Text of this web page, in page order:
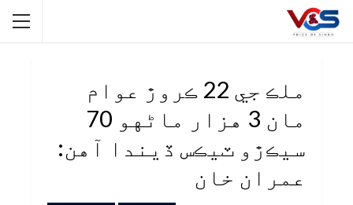
ملڪ جي 22 ڪروڙ عوام
مان 3 هزار ماڻهو 70
سيڪڙو ٽيڪس ڏيندا آهن:
عمران خان